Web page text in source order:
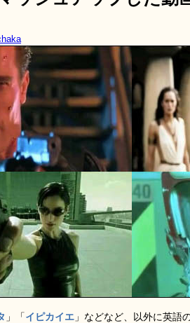
」「イピカイエ 」などなど、以外に英語